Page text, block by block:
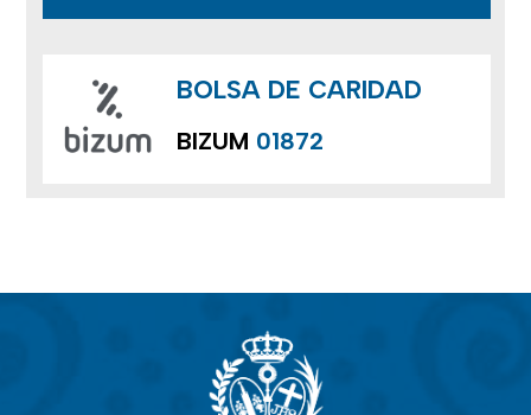
BOLSA DE CARIDAD
BIZUM 01872